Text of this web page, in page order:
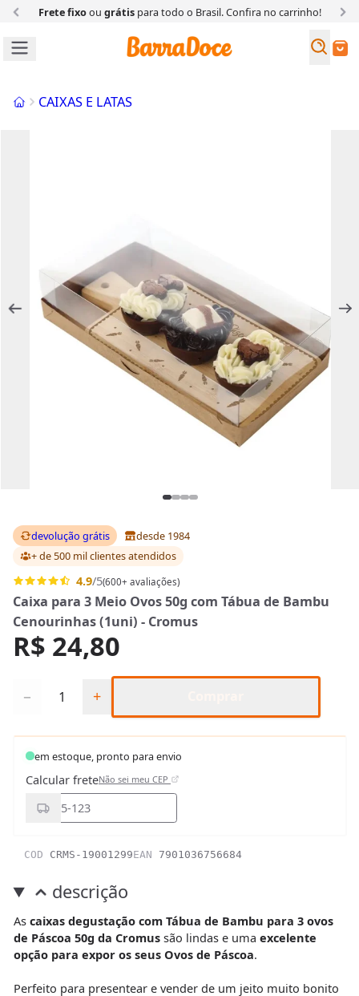
Frete fixoou grátispara todo o Brasil. Confira no carrinho!
Buscar
InícioCAIXAS E LATAS
devolução grátis
desde 1984
+ de 500 mil clientesatendidos
4.9/5(600+ avaliações)
Caixa para 3 Meio Ovos 50g com Tábua de Bambu
Cenourinhas (1uni) - Cromus
R$ 24,80
− +
em estoque, pronto para envio
Calcular freteNão sei meu CEP
COD CRMS-19001299EAN 7901036756684
descrição
As caixas degustação com Tábua de Bambu para 3 ovos
de Páscoa 50g da Cromussão lindas e uma excelente
opção para expor os seus Ovos de Páscoa.
Perfeito para presentear e vender de um jeito muito bonito